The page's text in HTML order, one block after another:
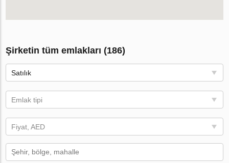
Şirketin tüm emlakları (186)
Satılık
Emlak tipi
Fiyat, AED